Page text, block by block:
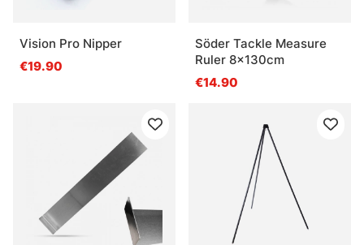
Vision Pro Nipper
€19.90
Söder Tackle Measure
Ruler 8x130cm
€14.90